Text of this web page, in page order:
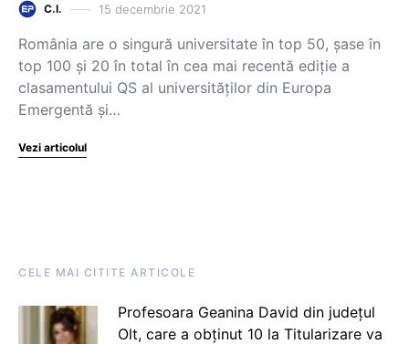
C.I. 15 decembrie 2021
România are o singură universitate în top 50, șase în
top 100 și 20 în total în cea mai recentă ediție a
clasamentului QS al universităților din Europa
Emergentă și…
Vezi articolul
CELE MAI CITITE ARTICOLE
Profesoara Geanina David din județul
Olt, care a obținut 10 la Titularizare va